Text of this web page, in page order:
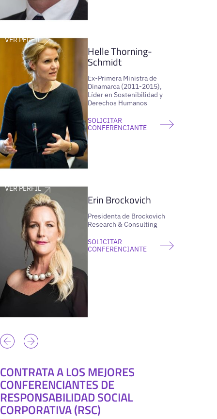
VER PERFIL
Helle Thorning-
Schmidt
Ex-Primera Ministra de
Dinamarca (2011-2015),
Líder en Sostenibilidad y
Derechos Humanos
SOLICITAR
CONFERENCIANTE
VER PERFIL
Erin Brockovich
Presidenta de Brockovich
Research & Consulting
SOLICITAR
CONFERENCIANTE
CONTRATA A LOS MEJORES
CONFERENCIANTES DE
RESPONSABILIDAD SOCIAL
CORPORATIVA (RSC)